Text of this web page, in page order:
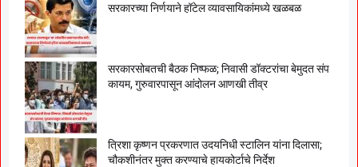
सरकारच्या निर्णयाने हॉटेल व्यावसायिकांमध्ये खळबळ
सरकारसोबतची बैठक निष्फळ; निवासी डॉक्टरांचा बेमुदत संप
कायम, गुरुवारपासून आंदोलन आणखी तीव्र
त्रिशा कृष्णन प्रकरणात उदयनिधी स्टालिन यांना दिलासा;
चौकशीनंतर मुक्त करण्याचे हायकोर्टाचे निर्देश